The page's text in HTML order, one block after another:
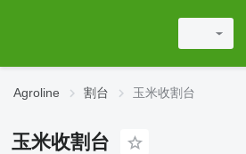
Agroline 割台 玉米收割台
玉米收割台